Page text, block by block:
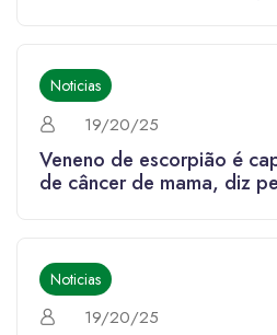
Noticias
19/20/25
Veneno de escorpião é
de câncer de mama, diz
Noticias
19/20/25